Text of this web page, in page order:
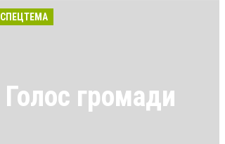
СПЕЦТЕМА
Голос громади